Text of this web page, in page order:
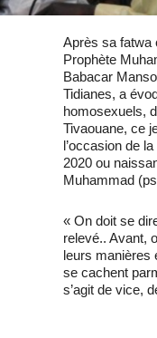
Après sa fatwa
Prophète
Babacar
Tidianes, a
homosexuels,
Tivaouane, ce
l’occasion de
2020 ou
Muhammad
« On doit se
relevé.. Avant,
leurs manières
se cachent
s’agit de vice,